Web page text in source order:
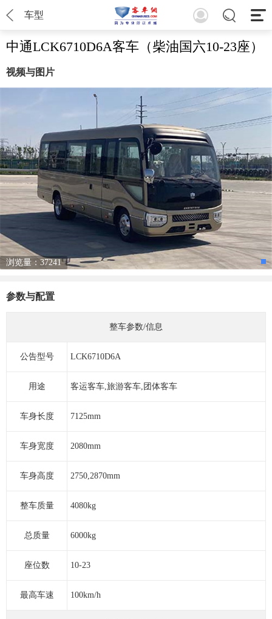
车型
中通LCK6710D6A客车（柴油国六10-23座）
视频与图片
浏览量：37241
参数与配置
整车参数/信息
公告型号 LCK6710D6A
用途 客运客车,旅游客车,团体客车
车身长度 7125mm
车身宽度 2080mm
车身高度 2750,2870mm
整车质量 4080kg
总质量 6000kg
座位数 10-23
最高车速 100km/h